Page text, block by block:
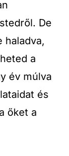
De
haladva,
a
év múlva
és
őket a